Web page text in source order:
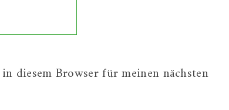
diesem Browser für meinen nächsten